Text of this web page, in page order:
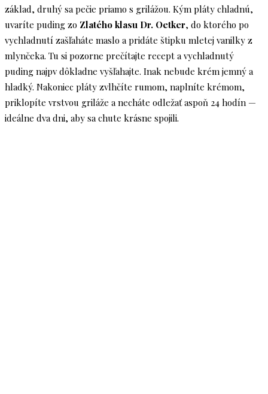
základ, druhý sa pečie priamo s grilážou. Kým pláty chladnú,
uvaríte puding zo Zlatého klasu Dr. Oetker, do ktorého po
vychladnutí zašľaháte maslo a pridáte štipku mletej vanilky z
mlynčeka. Tu si pozorne prečítajte recept a vychladnutý
puding najpv dôkladne vyšľahajte. Inak nebude krém jemný a
hladký. Nakoniec pláty zvlhčíte rumom, naplníte krémom,
priklopíte vrstvou griláže a necháte odležať aspoň 24 hodín —
ideálne dva dni, aby sa chute krásne spojili.